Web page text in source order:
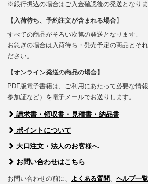
※銀行振込の場合はご入金確認後の発送となりま
【入荷待ち、予約注文が含まれる場合】
すべての商品がそろい次第の発送となります。
お急ぎの場合は入荷待ち・発売予定の商品とそ
ださい。
【オンライン発送の商品の場合】
PDF版電子書籍は、ご利用にあたって必要な情
参加証など）を電子メールでお送りします。
請求書・領収書・見積書・納品書
ポイントについて
大口注文・法人のお客様へ
お問い合わせはこちら
お問い合わせの前に、 よくある質問、 ヘルプ一覧